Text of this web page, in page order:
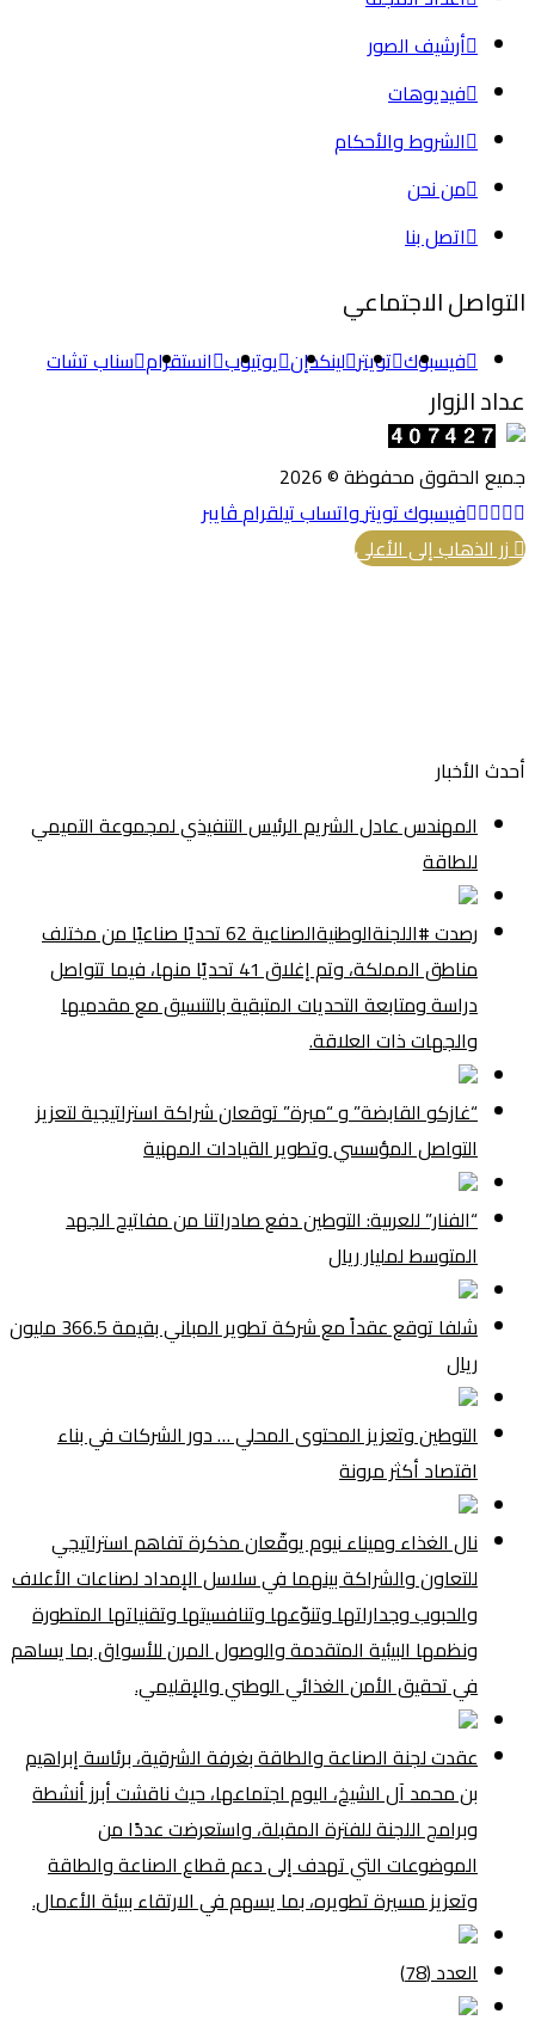
أرشيف الصور
فيديوهات
الشروط والأحكام
من نحن
اتصل بنا
التواصل الاجتماعي
فيسبوك تويتر لينكدإن يوتيوب انستقرام سناب تشات
عداد الزوار
جميع الحقوق محفوظة © 2026
فيسبوكتويترواتسابتيلقرامڤايبر
زر الذهاب إلى الأعلى
أحدث الأخبار
المهندس عادل الشريم الرئيس التنفيذي لمجموعة التميمي
للطاقة
رصدت #اللجنةالوطنيةالصناعية 62 تحديًا صناعيًا من مختلف
مناطق المملكة، وتم إغلاق 41 تحديًا منها، فيما تتواصل
دراسة ومتابعة التحديات المتبقية بالتنسيق مع مقدميها
والجهات ذات العلاقة.
“غازكو القابضة” و “مبرة” توقعان شراكة استراتيجية لتعزيز
التواصل المؤسسي وتطوير القيادات المهنية
“الفنار” للعربية: التوطين دفع صادراتنا من مفاتيح الجهد
المتوسط لمليار ريال
شلفا توقع عقداً مع شركة تطوير المباني بقيمة 366.5 مليون
ريال
التوطين وتعزيز المحتوى المحلي … دور الشركات في بناء
اقتصاد أكثر مرونة
نال الغذاء وميناء نيوم يوقّعان مذكرة تفاهم استراتيجي
للتعاون والشراكة بينهما في سلاسل الإمداد لصناعات الأعلاف
والحبوب وجداراتها وتنوّعها وتنافسيتها وتقنياتها المتطورة
ونظمها البيئية المتقدمة والوصول المرن للأسواق بما يساهم
في تحقيق الأمن الغذائي الوطني والإقليمي.
عقدت لجنة الصناعة والطاقة بغرفة الشرقية، برئاسة إبراهيم
بن محمد آل الشيخ، اليوم اجتماعها، حيث ناقشت أبرز أنشطة
وبرامج اللجنة للفترة المقبلة، واستعرضت عددًا من
الموضوعات التي تهدف إلى دعم قطاع الصناعة والطاقة
وتعزيز مسيرة تطويره، بما يسهم في الارتقاء ببيئة الأعمال.
العدد (78)